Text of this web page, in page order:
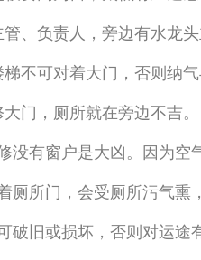
、负责人，旁边有水龙
不可对着大门，否则纳
门，厕所就在旁边不吉。
没有窗户是大凶。因为空
厕所门，会受厕所污气熏
破旧或损坏，否则对运途